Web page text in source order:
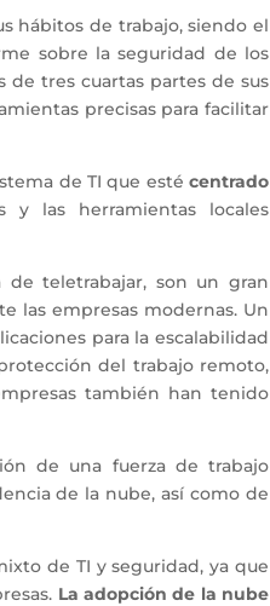
hábitos de trabajo, siendo el
sobre la seguridad de los
de tres cuartas partes de sus
precisas para facilitar
de TI que estécentrado
y las herramientas locales
teletrabajar, son un gran
las empresas modernas. Un
para la escalabilidad
del trabajo remoto,
también han tenido
de una fuerza de trabajo
de la nube, así como de
de TI y seguridad, ya que
La adopción de la nube